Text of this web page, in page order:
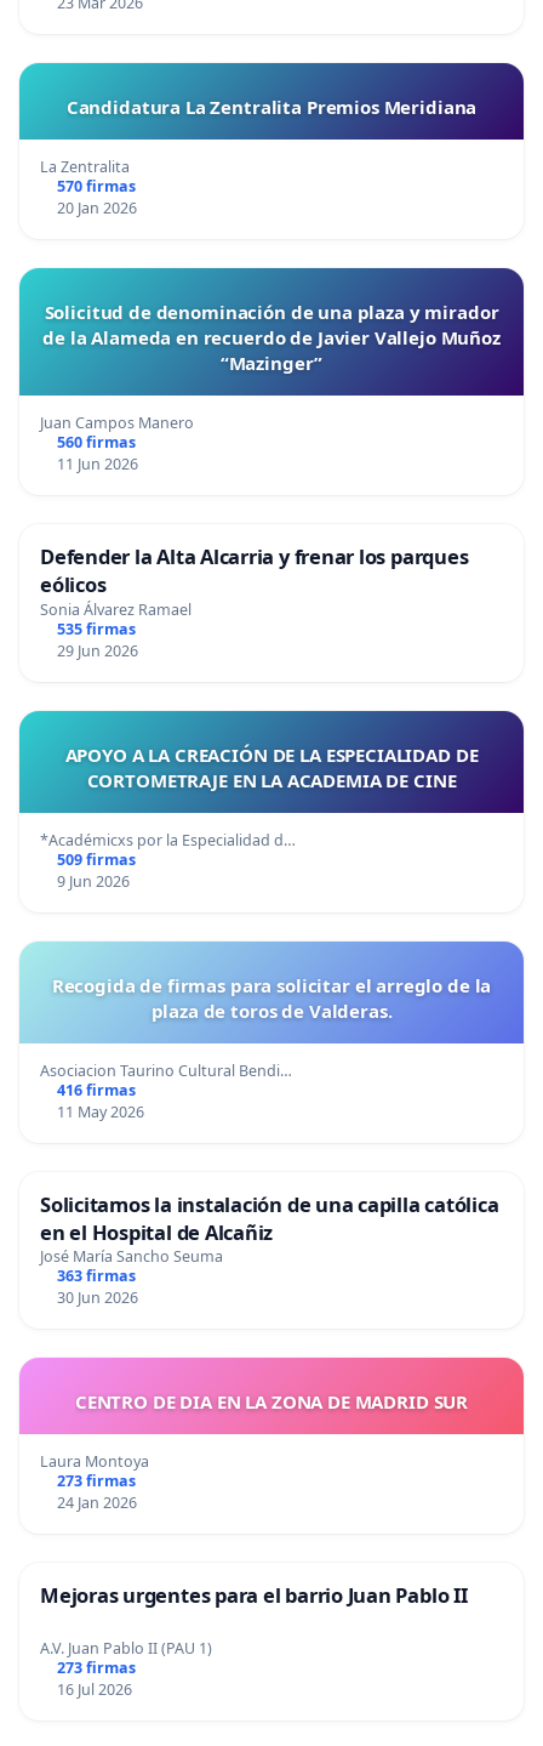
Candidatura La Zentralita Premios Meridiana
La Zentralita
570 firmas
20 Jan 2026
Solicitud de denominación de una plaza y mirador
de la Alameda en recuerdo de Javier Vallejo Muñoz
“Mazinger”
Juan Campos Manero
560 firmas
11 Jun 2026
Defender la Alta Alcarria y frenar los parques
eólicos
Sonia Álvarez Ramael
535 firmas
29 Jun 2026
APOYO A LA CREACIÓN DE LA ESPECIALIDAD DE
CORTOMETRAJE EN LA ACADEMIA DE CINE
*Académicxs por la Especialidad d…
509 firmas
9 Jun 2026
Recogida de firmas para solicitar el arreglo de la
plaza de toros de Valderas.
Asociacion Taurino Cultural Bendi…
416 firmas
11 May 2026
Solicitamos la instalación de una capilla católica
en el Hospital de Alcañiz
José María Sancho Seuma
363 firmas
30 Jun 2026
CENTRO DE DIA EN LA ZONA DE MADRID SUR
Laura Montoya
273 firmas
24 Jan 2026
Mejoras urgentes para el barrio Juan Pablo II
A.V. Juan Pablo II (PAU 1)
273 firmas
16 Jul 2026